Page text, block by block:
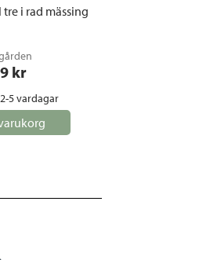
i rad mässing
kr
5 vardagar